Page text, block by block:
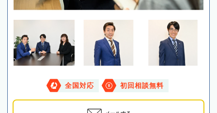
全国対応 初回相談無料